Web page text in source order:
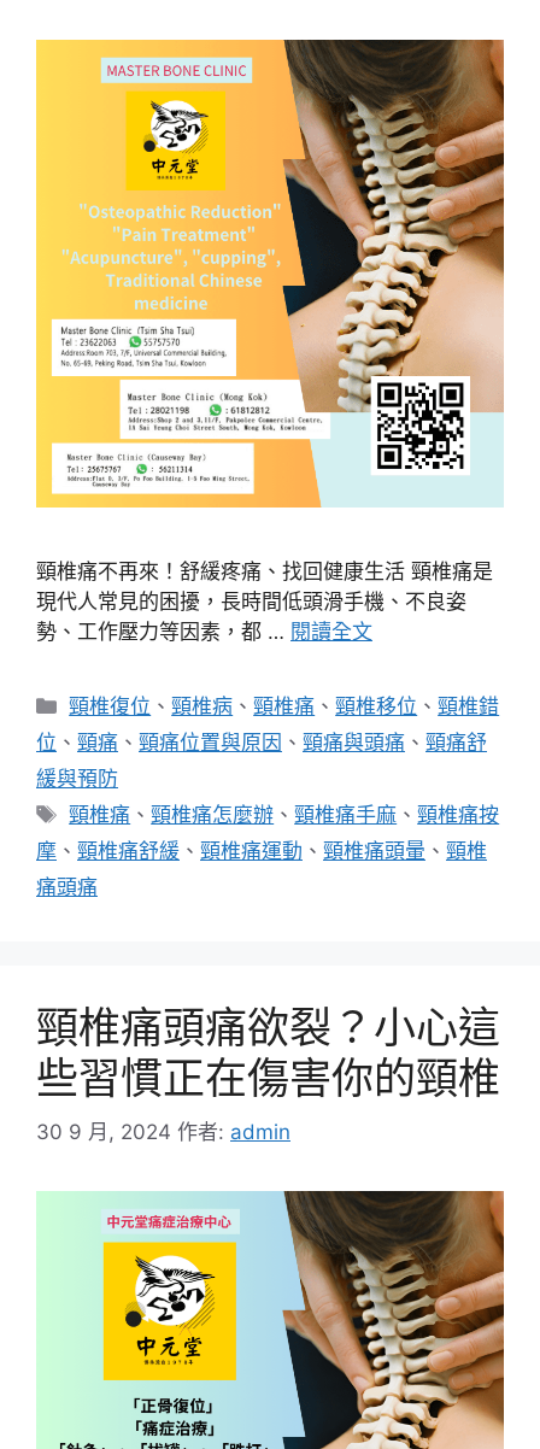
頸椎痛不再來！舒緩疼痛、找回健康生活 頸椎痛是
現代人常見的困擾，長時間低頭滑手機、不良姿
勢、工作壓力等因素，都 … 閱讀全文
分
類
頸椎復位 、頸椎病 、頸椎痛 、頸椎移位 、頸椎錯
位 、 頸痛 、 頸痛位置與原因 、 頸痛與頭痛 、 頸痛舒
緩與預防
標
籤
頸椎痛 、頸椎痛怎麼辦 、頸椎痛手麻 、頸椎痛按
摩 、 頸椎痛舒緩 、 頸椎痛運動 、 頸椎痛頭暈 、 頸椎
痛頭痛
頸椎痛頭痛欲裂？小心這
些習慣正在傷害你的頸椎
30 9 月, 2024 作者: admin